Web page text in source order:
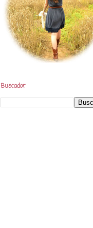
Buscador